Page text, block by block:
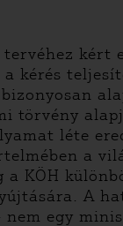
kért
kérés
törvény
léte
a
KÖH
A
egy